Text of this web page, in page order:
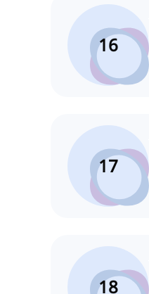
16
17
18